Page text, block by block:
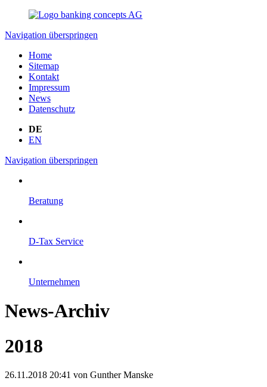
Navigation überspringen
Home
Sitemap
Kontakt
Impressum
News
Datenschutz
DE
EN
Navigation überspringen
Beratung
D-Tax Service
Unternehmen
News-Archiv
2018
26.11.2018 20:41 von Gunther Manske